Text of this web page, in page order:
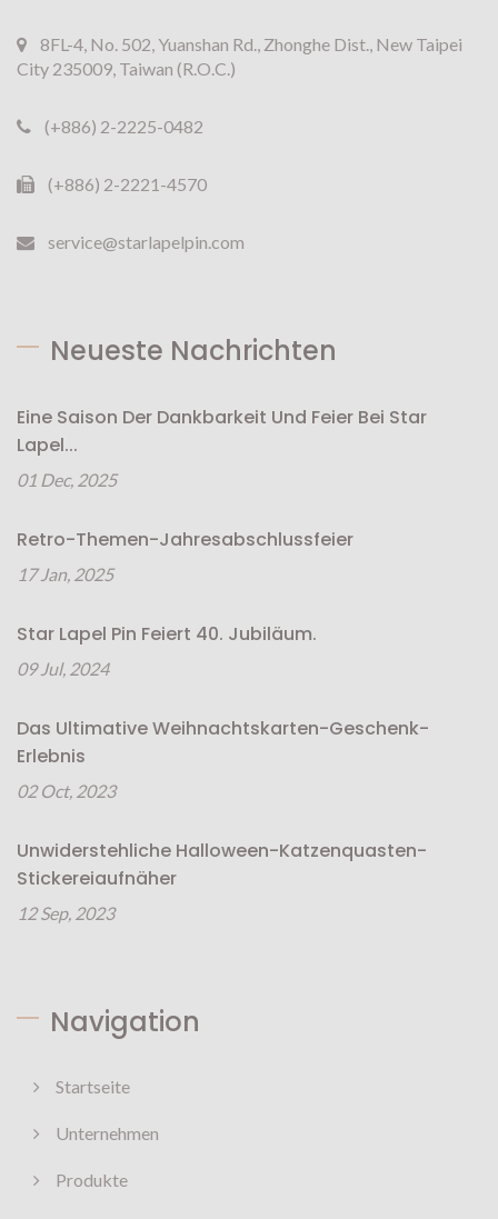
8FL-4, No. 502, Yuanshan Rd., Zhonghe Dist., New Taipei
City 235009, Taiwan (R.O.C.)
(+886) 2-2225-0482
(+886) 2-2221-4570
service@starlapelpin.com
Neueste Nachrichten
Eine Saison Der Dankbarkeit Und Feier Bei Star
Lapel...
01 Dec, 2025
Retro-Themen-Jahresabschlussfeier
17 Jan, 2025
Star Lapel Pin Feiert 40. Jubiläum.
09 Jul, 2024
Das Ultimative Weihnachtskarten-Geschenk-
Erlebnis
02 Oct, 2023
Unwiderstehliche Halloween-Katzenquasten-
Stickereiaufnäher
12 Sep, 2023
Navigation
Startseite
Unternehmen
Produkte